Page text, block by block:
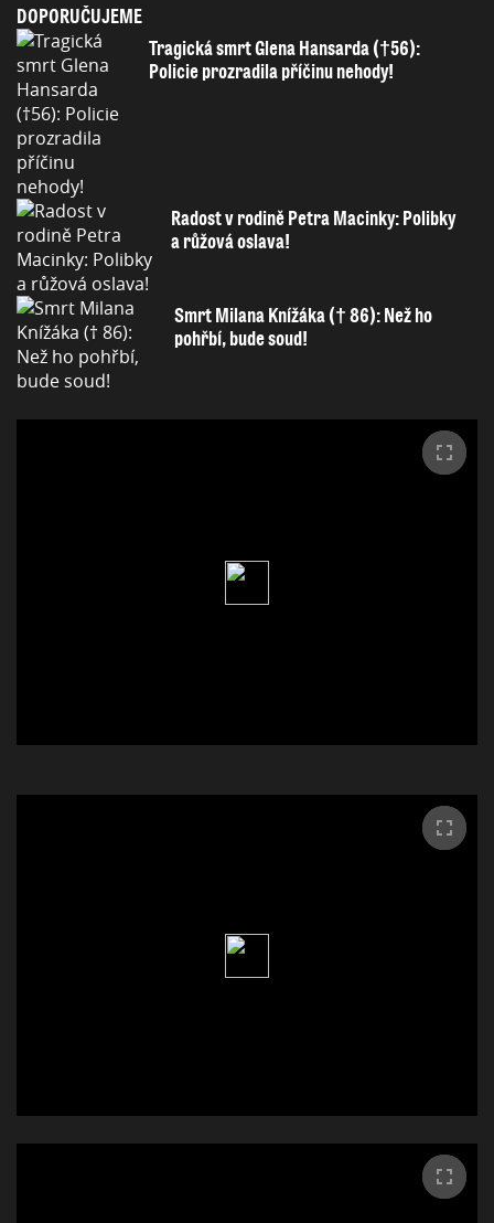
DOPORUČUJEME
Tragická smrt Glena Hansarda (†56):
Policie prozradila příčinu nehody!
Radost v rodině Petra Macinky: Polibky
a růžová oslava!
Smrt Milana Knížáka († 86): Než ho
pohřbí, bude soud!